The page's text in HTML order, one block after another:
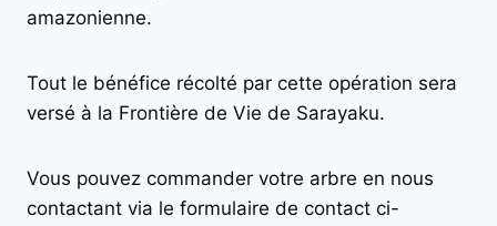
amazonienne.
Tout le bénéfice récolté par cette opération sera
versé à la Frontière de Vie de Sarayaku.
Vous pouvez commander votre arbre en nous
contactant via le formulaire de contact ci-